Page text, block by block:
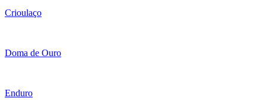
Crioulaço
Doma de Ouro
Enduro